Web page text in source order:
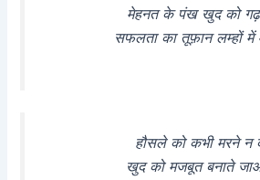
मेहनत के पंख खुद को
सफलता का तूफ़ान लम्हों में
हौसले को कभी मरने न
खुद को मजबूत बनाते